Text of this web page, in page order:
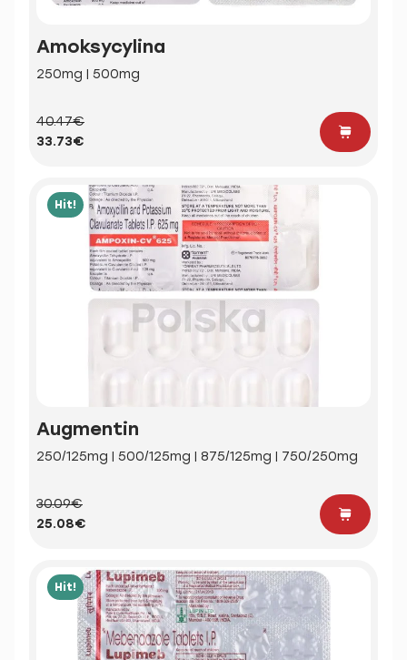
Amoksycylina
250mg | 500mg
40.47€
33.73€
Hit!
Augmentin
250/125mg | 500/125mg | 875/125mg | 750/250mg
30.09€
25.08€
Hit!